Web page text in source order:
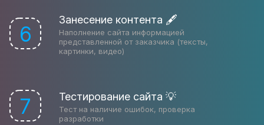
6
Занесение контента 🖋
Наполнение сайта информацией
представленной от заказчика (тексты,
картинки, видео)
7 Тестирование сайта 💡
Тест на наличие ошибок, проверка
разработки